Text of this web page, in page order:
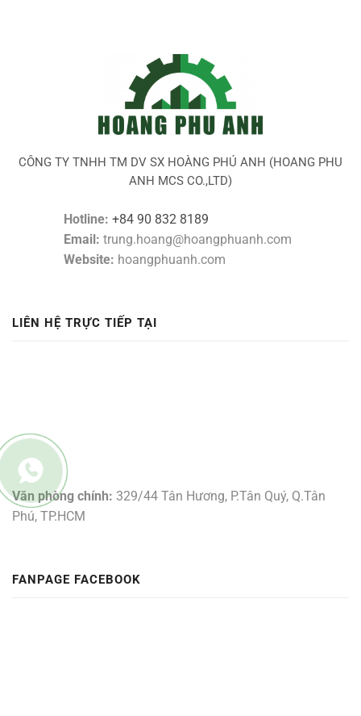
CÔNG TY TNHH TM DV SX HOÀNG PHÚ ANH (HOANG PHU
ANH MCS CO.,LTD)
Hotline: +84 90 832 8189
Email: trung.hoang@hoangphuanh.com
Website: hoangphuanh.com
LIÊN HỆ TRỰC TIẾP TẠI
Văn phòng chính: 329/44 Tân Hương, P.Tân Quý, Q.Tân
Phú, TP.HCM
FANPAGE FACEBOOK